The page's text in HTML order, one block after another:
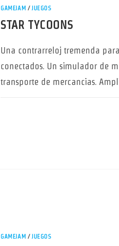
GAMEJAM /JUEGOS
STAR TYCOONS
Una contrarreloj tremenda
conectados. Un simulador de
transporte de mercancias.
GAMEJAM /JUEGOS